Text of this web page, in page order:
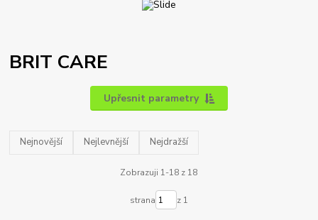
BRIT CARE
Upřesnit parametry
Nejnovější Nejlevnější Nejdražší
Zobrazuji 1-18 z 18
strana z 1